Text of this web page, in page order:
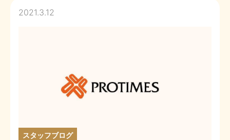
2021.3.12
スタッフブログ